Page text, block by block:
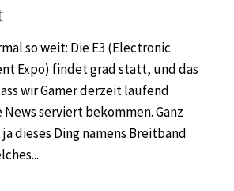
so weit: Die E3 (Electronic
Expo) findet grad statt, und das
wir Gamer derzeit laufend
serviert bekommen. Ganz
dieses Ding namens Breitband